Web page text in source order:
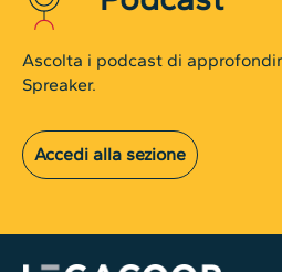
Ascolta i podcast di
Spreaker.
Accedi alla sezione